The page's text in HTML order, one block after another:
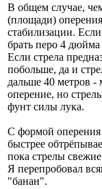
В общем случае,
(площади)
стабилизации.
брать перо 4 дюйма
Если стрела
побольше, да и
дальше 40 метров -
оперение, но
фунт силы лука.
С формой
быстрее
пока стрелы
Я перепробовал
"банан".